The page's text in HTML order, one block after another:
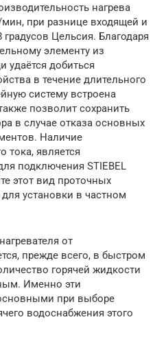
нагрева
при разнице входящей и
Цельсия. Благодаря
элементу из
удаётся добиться
в течение длительного
систему встроена
позволит сохранить
в случае отказа основных
Наличие
тока, является
подключения STIEBEL
этот вид проточных
установки в частном
от
прежде всего, в быстром
горячей жидкости
Именно эти
при выборе
водоснабжения этого